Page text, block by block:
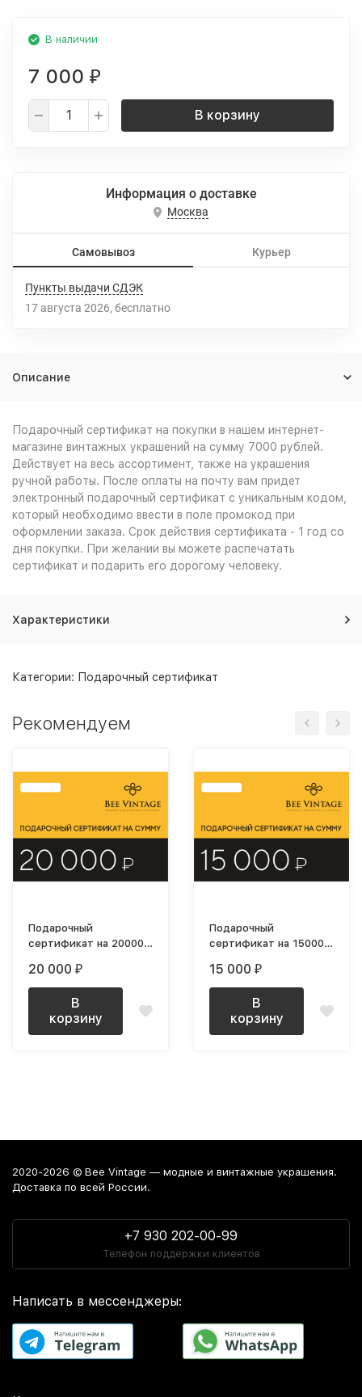
В наличии
7 000 ₽
В корзину
Информация о доставке
Москва
Самовывоз Курьер
Пункты выдачи СДЭК
17 августа 2026
Бесплатно
Описание
Подарочный сертификат на покупки в нашем интернет-
магазине винтажных украшений на сумму 7000 рублей.
Действует на весь ассортимент, также на украшения
ручной работы. После оплаты на почту вам придет
электронный подарочный сертификат с уникальным кодом,
который необходимо ввести в поле промокод при
оформлении заказа. Срок действия сертификата - 1 год со
дня покупки. При желании вы можете распечатать
сертификат и подарить его дорогому человеку.
Характеристики
Категории: Подарочный сертификат
Рекомендуем
Подарочный
сертификат на 20000
20 000 ₽
В
корзину
Подарочный
сертификат на 15000
15 000 ₽
В
корзину
2020-2026 © Bee Vintage — модные и винтажные украшения.
Доставка по всей России.
+7 930 202-00-99
Телефон поддержки клиентов
Написать в мессенджеры: